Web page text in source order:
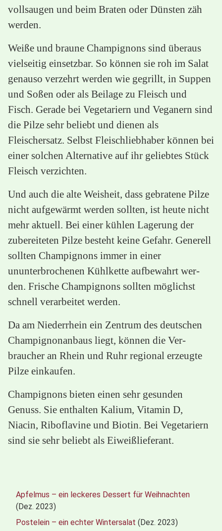
vollsaugen und beim Braten oder Dünsten zäh
werden.
Weiße und braune Champignons sind überaus
vielseitig einsetzbar. So können sie roh im Salat
genauso verzehrt werden wie gegrillt, in Suppen
und Soßen oder als Beilage zu Fleisch und
Fisch. Gerade bei Vegetariern und Veganern sind
die Pilze sehr beliebt und dienen als
Fleischersatz. Selbst Fleischliebhaber können bei
einer solchen Alternative auf ihr geliebtes Stück
Fleisch verzichten.
Und auch die alte Weisheit, dass gebratene Pilze
nicht aufgewärmt werden sollten, ist heute nicht
mehr aktuell. Bei einer kühlen Lagerung der
zubereiteten Pilze besteht keine Gefahr. Generell
sollten Champignons immer in einer
ununterbrochenen Kühlkette aufbewahrt wer-
den. Frische Champignons sollten möglichst
schnell verarbeitet werden.
Da am Niederrhein ein Zentrum des deutschen
Champignonanbaus liegt, können die Ver-
braucher an Rhein und Ruhr regional erzeugte
Pilze einkaufen.
Champignons bieten einen sehr gesunden
Genuss. Sie enthalten Kalium, Vitamin D,
Niacin, Riboflavine und Biotin. Bei Vegetariern
sind sie sehr beliebt als Eiweißlieferant.
Apfelmus – ein leckeres Dessert für Weihnachten
(Dez. 2023)
Postelein – ein echter Wintersalat (Dez. 2023)